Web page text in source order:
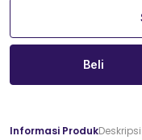
Beli
Informasi Produk